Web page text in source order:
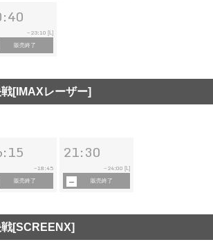
~ 23:10 [L]
販売終了
[IMAXレーザー]
~18:45
販売終了
21:30
~ 24:00 [L]
販売終了
[SCREENX]